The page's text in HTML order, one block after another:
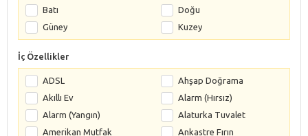
Batı
Doğu
Güney
Kuzey
İç Özellikler
ADSL
Ahşap Doğrama
Akıllı Ev
Alarm (Hırsız)
Alarm (Yangın)
Alaturka Tuvalet
Amerikan Mutfak
Ankastre Fırın